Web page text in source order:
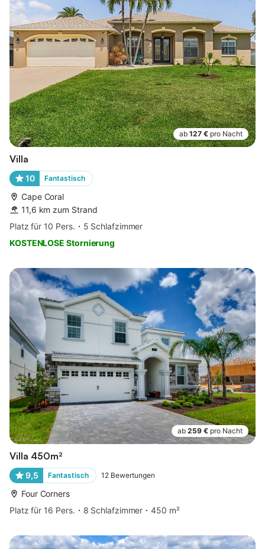
ab 127 € pro Nacht
Villa
10 Fantastisch
Cape Coral
11,6 km zum Strand
Platz für 10 Pers.
5 Schlafzimmer
KOSTENLOSE Stornierung
ab 259 € pro Nacht
Villa 450m²
9,5 Fantastisch 12 Bewertungen
Four Corners
Platz für 16 Pers.
8 Schlafzimmer 450 m²